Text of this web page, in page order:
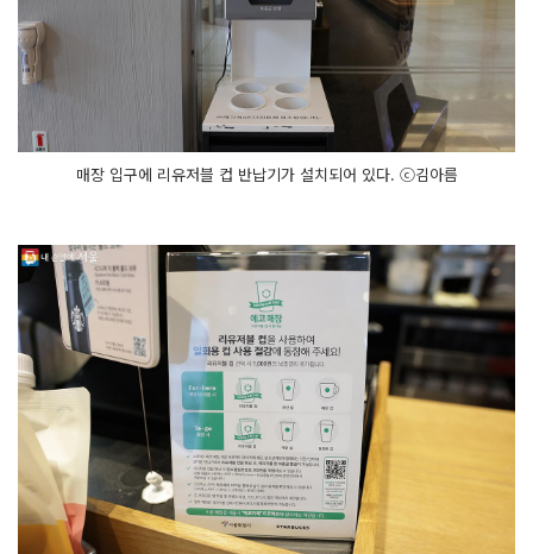
매장 입구에 리유저블 컵 반납기가 설치되어 있다. ⓒ김아름